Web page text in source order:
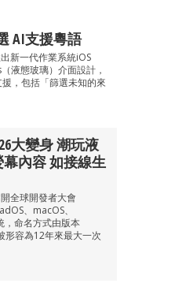
AI支援粵語
新一代作業系統iOS
液態玻璃）介面設計，
，包括「篩選未知的來
大變身 潮玩液
內容 如接線生
全球開發者大會
、macOS、
，命名方式由版本
形容為12年來最大一次